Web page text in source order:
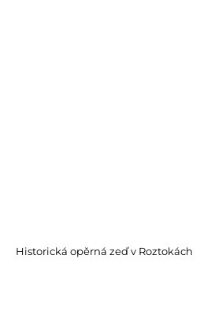
Historická opěrná zeď v Roztokách